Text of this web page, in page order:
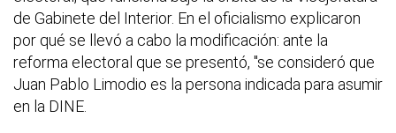
de Gabinete del Interior. En el oficialismo explicaron
por qué se llevó a cabo la modificación: ante la
reforma electoral que se presentó, "se consideró que
Juan Pablo Limodio es la persona indicada para asumir
en la DINE.